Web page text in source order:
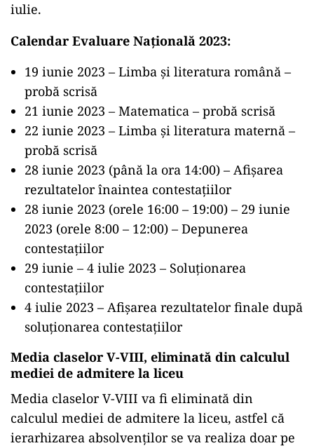
iulie.
Calendar Evaluare Națională 2023:
19 iunie 2023 – Limba și literatura română –
probă scrisă
21 iunie 2023 – Matematica – probă scrisă
22 iunie 2023 – Limba și literatura maternă –
probă scrisă
28 iunie 2023 (până la ora 14:00) – Afișarea
rezultatelor înaintea contestațiilor
28 iunie 2023 (orele 16:00 – 19:00) – 29 iunie
2023 (orele 8:00 – 12:00) – Depunerea
contestațiilor
29 iunie – 4 iulie 2023 – Soluționarea
contestațiilor
4 iulie 2023 – Afișarea rezultatelor finale după
soluționarea contestațiilor
Media claselor V-VIII, eliminată din calculul
mediei de admitere la liceu
Media claselor V-VIII va fi eliminată din
calculul mediei de admitere la liceu, astfel că
ierarhizarea absolvenților se va realiza doar pe